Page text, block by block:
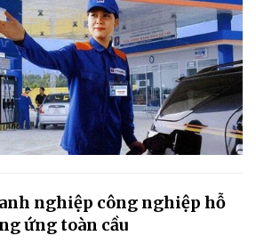
nghiệp công nghiệp hỗ
ứng toàn cầu